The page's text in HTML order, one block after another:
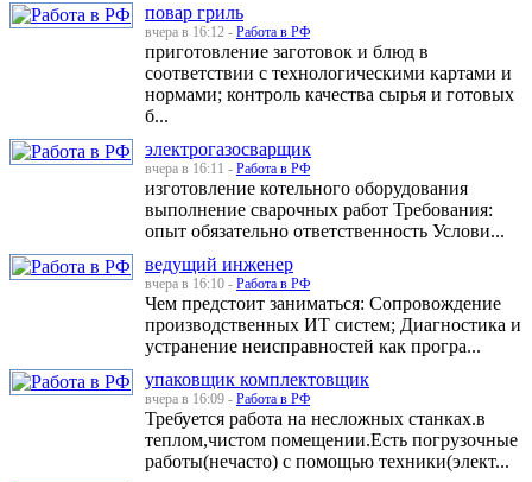
повар гриль
вчера в 16:12 - Работа в РФ
приготовление заготовок и блюд в
соответствии с технологическими картами и
нормами; контроль качества сырья и готовых
б...
электрогазосварщик
вчера в 16:11 - Работа в РФ
изготовление котельного оборудования
выполнение сварочных работ Требования:
опыт обязательно ответственность Услови...
ведущий инженер
вчера в 16:10 - Работа в РФ
Чем предстоит заниматься: Сопровождение
производственных ИТ систем; Диагностика и
устранение неисправностей как програ...
упаковщик комплектовщик
вчера в 16:09 - Работа в РФ
Требуется работа на несложных станках.в
теплом,чистом помещении.Есть погрузочные
работы(нечасто) с помощью техники(элект...